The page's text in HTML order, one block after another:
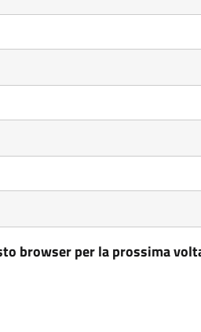
browser per la prossima